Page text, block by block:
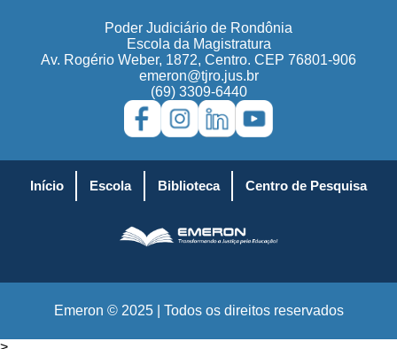
Poder Judiciário de Rondônia
Escola da Magistratura
Av. Rogério Weber, 1872, Centro. CEP 76801-906
emeron@tjro.jus.br
(69) 3309-6440
Início Escola Biblioteca Centro de Pesquisa
Emeron © 2025 | Todos os direitos reservados